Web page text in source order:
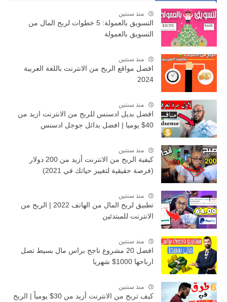
منذ سنتين
التسويق بالعمولة: 5 خطوات لربح المال من
التسويق بالعمولة
منذ سنتين
افضل مواقع الربح من الانترنت باللغة العربية
2024
منذ سنتين
افضل بديل ادسنس للربح من الانترنت ازيد من
40$ يوميا | افضل بدائل جوجل ادسنس
منذ سنتين
كيفية الربح من الانترنت أزيد من 200 دولار
(فرصة حقيقية لتغيير حياتك في 2021)
منذ سنتين
تطبيق لربح المال من الهاتف 2022 | الربح من
الانترنت للمبتدئين
منذ سنتين
افضل 20 مشروع ناجح براس مال بسيط تصل
ارباحها 1000$ شهريا
منذ سنتين
كيف تربح من الانترنت أزيد من 30$ يومياً | الربح